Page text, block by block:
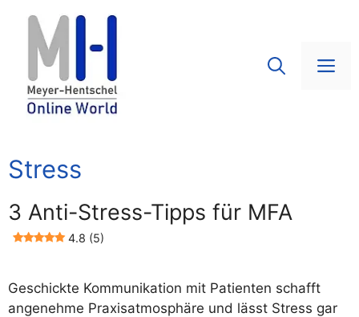
springen
Stress
3 Anti-Stress-Tipps für MFA
4.8 (5)
Geschickte Kommunikation mit Patienten schafft
angenehme Praxisatmosphäre und lässt Stress gar